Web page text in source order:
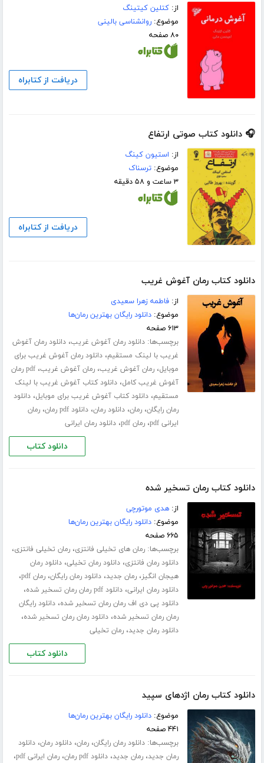
از:کتلین کیتینگ
موضوع:روانشناسی بالینی
۸۰ صفحه
دریافت از کتابراه
🎧 دانلود کتاب صوتی ارتفاع
از: استیون کینگ
موضوع:ترسناک
۳ ساعت و ۵۸ دقیقه
دریافت از کتابراه
دانلود کتاب رمان آغوش غریب
از:فاطمه زهرا سعیدی
موضوع:دانلود رایگان بهترین رمان‌ها
۶۱۳ صفحه
برچسب‌ها:دانلود رمان آغوش غریب،دانلود رمان آغوش
غریب با لینک مستقیم،دانلود رمان آغوش غریب برای
موبایل،رمان آغوش غریب،رمان آغوش غریب،
pdf رمان
آغوش غریب کامل،دانلود کتاب آغوش غریب با لینک
مستقیم،دانلود کتاب آغوش غریب برای موبایل،دانلود
رمان رایگان،رمان،دانلود رمان،دانلود pdf رمان ،رمان
ایرانی pdf
،رمان pdf ،دانلود رمان ایرانی
دانلود کتاب
دانلود کتاب رمان تسخیر شده
از:هدی موتورچی
موضوع:دانلود رایگان بهترین رمان‌ها
۶۶۵ صفحه
برچسب‌ها:رمان های تخیلی فانتزی،رمان تخیلی فانتزی،
دانلود رمان فانتزی،دانلود رمان تخیلی،دانلود رمان
هیجان انگیز،رمان جدید،دانلود رمان رایگان،رمان pdf ،
دانلود رمان ایرانی،دانلود pdf رمان رمان تسخیر شده ،
دانلود پی دی اف رمان رمان تسخیر شده،دانلود رایگان
رمان رمان تسخیر شده،دانلود رمان رمان تسخیر شده،
دانلود رمان جدید،رمان تخیلی
دانلود کتاب
دانلود کتاب رمان اژدهای سپید
موضوع:دانلود رایگان بهترین رمان‌ها
۴۴۱ صفحه
برچسب‌ها:دانلود رمان رایگان،رمان،دانلود رمان،دانلود
رمان جدید،رمان جدید،دانلود pdf رمان ،رمان ایرانی pdf ،